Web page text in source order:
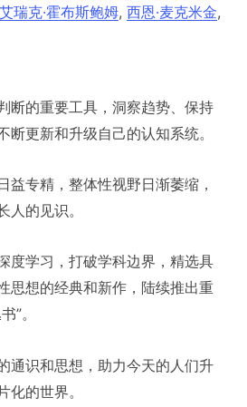
艾瑞克·霍布斯鲍姆,西恩·麦克米金,
断的重要工具，洞察趋势、保持
断更新和升级自己的认知系统。
益专精，整体性视野日渐萎缩，
人的见识。
度学习，打破学科边界，精选具
思想的经典和新作，陆续推出重
”。
通识和思想，助力今天的人们升
化的世界。